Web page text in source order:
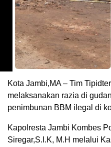
Kota Jambi,MA – Tim
melaksanakan razia di
penimbunan BBM ilegal di
Kapolresta Jambi Kombes
Siregar,S.I.K, M.H melalui